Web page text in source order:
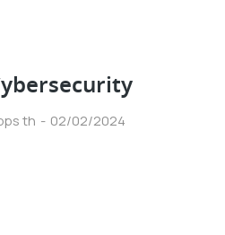
th 02/02/2024